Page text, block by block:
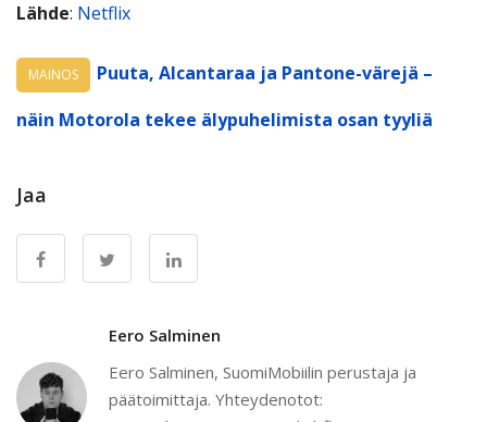
Lähde: Netflix
MAINOS
Puuta, Alcantaraa ja Pantone-värejä –
näin Motorola tekee älypuhelimista osan tyyliä
Jaa
Eero Salminen
Eero Salminen, SuomiMobiilin perustaja ja
päätoimittaja. Yhteydenotot: